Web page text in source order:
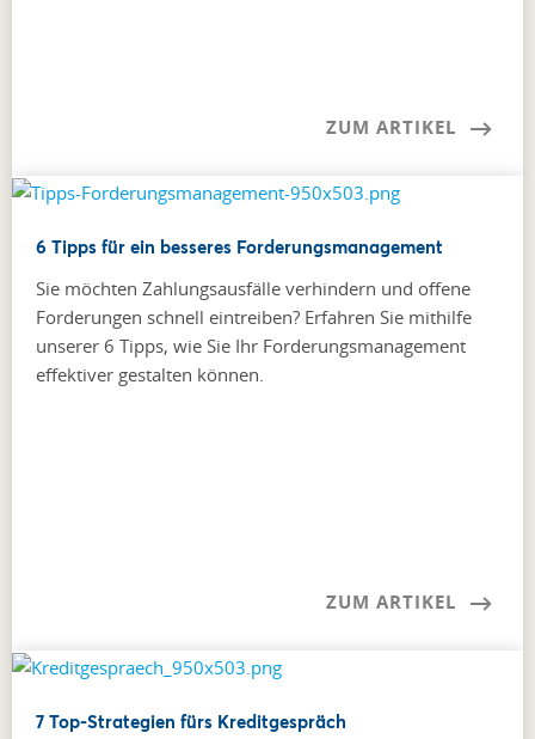
ZUM ARTIKEL
6 Tipps für ein besseres Forderungsmanagement
Sie möchten Zahlungsausfälle verhindern und offene
Forderungen schnell eintreiben? Erfahren Sie mithilfe
unserer 6 Tipps, wie Sie Ihr Forderungsmanagement
effektiver gestalten können.
ZUM ARTIKEL
7 Top-Strategien fürs Kreditgespräch